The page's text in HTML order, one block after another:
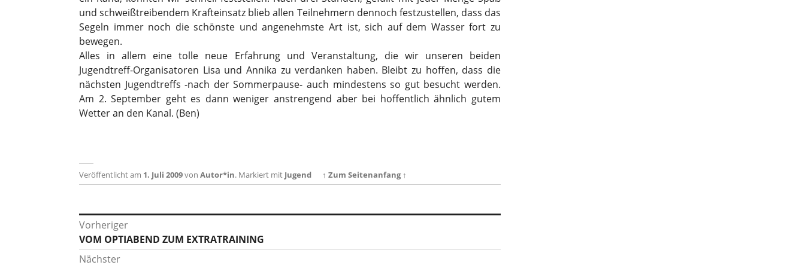
und schweißtreibendem Krafteinsatz blieb allen Teilnehmern dennoch festzustellen, dass das
Segeln immer noch die schönste und angenehmste Art ist, sich auf dem Wasser fort zu
bewegen.
Alles in allem eine tolle neue Erfahrung und Veranstaltung, die wir unseren beiden
Jugendtreff-Organisatoren Lisa und Annika zu verdanken haben. Bleibt zu hoffen, dass die
nächsten Jugendtreffs -nach der Sommerpause- auch mindestens so gut besucht werden.
Am 2. September geht es dann weniger anstrengend aber bei hoffentlich ähnlich gutem
Wetter an den Kanal. (Ben)
Veröffentlicht am 1. Juli 2009von Autor*in. Markiert mit Jugend ↑ Zum Seitenanfang ↑
Beitragsnavigation
Vorheriger
Vorheriger
Beitrag:
VOM OPTIABEND ZUM EXTRATRAINING
Nächster